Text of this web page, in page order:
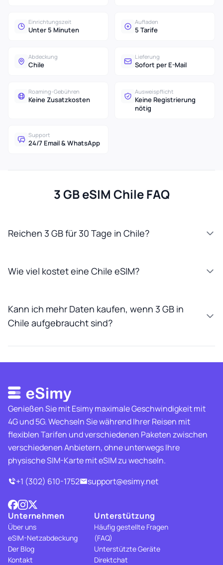
Einrichtungszeit
Unter 5 Minuten
Aufladen
5 Tarife
Abdeckung
Chile
Lieferung
Sofort per E-Mail
Roaming-Gebühren
Keine Zusatzkosten
Ausweispflicht
Keine Registrierung
nötig
Support
24/7 Email & WhatsApp
3 GB eSIM Chile FAQ
Reichen 3 GB für 30 Tage in Chile?
Wie viel kostet eine Chile eSIM?
Kann ich mehr Daten kaufen, wenn 3 GB in
Chile aufgebraucht sind?
Genießen Sie mit Esimy maximale Geschwindigkeit mit
4G und 5G. Wechseln Sie während Ihrer Reisen mit
flexiblen Tarifen und verschiedenen Paketen zwischen
verschiedenen Anbietern, ohne unterwegs Ihre
physische SIM-Karte mit eSIM zu wechseln.
+1 (302) 610-1752
support@esimy.net
Unternehmen
Über uns
eSIM-Netzabdeckung
Der Blog
Kontakt
Unterstützung
Häufig gestellte Fragen
(FAQ)
Unterstützte Geräte
Direktchat